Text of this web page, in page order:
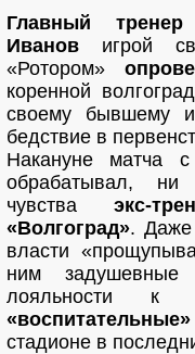
Главный тренер
Иванов игрой
«Ротором»
коренной
своему бывшему
бедствие в
Накануне матча
обрабатывал, ни
чувстваэкс-
«Волгоград». Даже
власти
ним
лояльности
стадионе в